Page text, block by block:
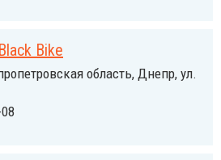
Bike
область, Днепр, ул.